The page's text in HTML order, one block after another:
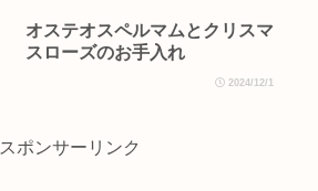
オステオスペルマムとクリスマ
スローズのお手入れ
2024/12/1
スポンサーリンク